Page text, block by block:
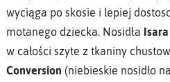
wyciąga po skosie i lepiej
motanego dziecka. Nosidła
w całości szyte z tkaniny
Conversion (niebieskie nosidło